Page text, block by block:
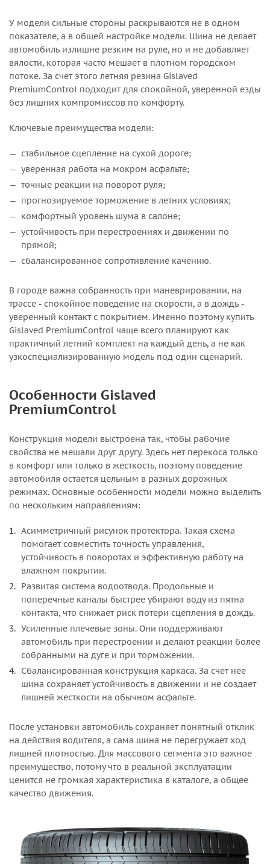
У модели сильные стороны раскрываются не в одном
показателе, а в общей настройке модели. Шина не делает
автомобиль излишне резким на руле, но и не добавляет
вялости, которая часто мешает в плотном городском
потоке. За счет этого летняя резина Gislaved
PremiumControl подходит для спокойной, уверенной езды
без лишних компромиссов по комфорту.
Ключевые преимущества модели:
стабильное сцепление на сухой дороге;
уверенная работа на мокром асфальте;
точные реакции на поворот руля;
прогнозируемое торможение в летних условиях;
комфортный уровень шума в салоне;
устойчивость при перестроениях и движении по
прямой;
сбалансированное сопротивление качению.
В городе важна собранность при маневрировании, на
трассе - спокойное поведение на скорости, а в дождь -
уверенный контакт с покрытием. Именно поэтому купить
Gislaved PremiumControl чаще всего планируют как
практичный летний комплект на каждый день, а не как
узкоспециализированную модель под один сценарий.
Особенности Gislaved
PremiumControl
Конструкция модели выстроена так, чтобы рабочие
свойства не мешали друг другу. Здесь нет перекоса только
в комфорт или только в жесткость, поэтому поведение
автомобиля остается цельным в разных дорожных
режимах. Основные особенности модели можно выделить
по нескольким направлениям:
Асимметричный рисунок протектора. Такая схема
помогает совместить точность управления,
устойчивость в поворотах и эффективную работу на
влажном покрытии.
Развитая система водоотвода. Продольные и
поперечные каналы быстрее убирают воду из пятна
контакта, что снижает риск потери сцепления в дождь.
Усиленные плечевые зоны. Они поддерживают
автомобиль при перестроении и делают реакции более
собранными на дуге и при торможении.
Сбалансированная конструкция каркаса. За счет нее
шина сохраняет устойчивость в движении и не создает
лишней жесткости на обычном асфальте.
После установки автомобиль сохраняет понятный отклик
на действия водителя, а сама шина не перегружает ход
лишней плотностью. Для массового сегмента это важное
преимущество, потому что в реальной эксплуатации
ценится не громкая характеристика в каталоге, а общее
качество движения.